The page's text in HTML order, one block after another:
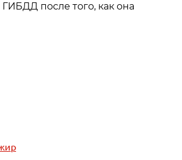
после того, как она